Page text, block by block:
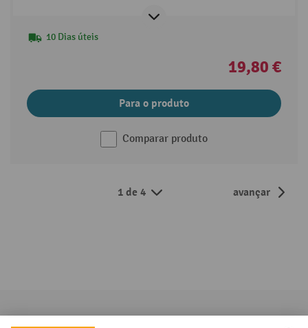
10 Dias úteis
19,80 €
Para o produto
Comparar produto
1 de 4 avançar